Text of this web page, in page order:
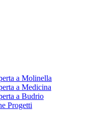
a Molinella
a Medicina
a Budrio
Progetti